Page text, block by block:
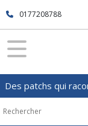
0177208788
Des patchs qui